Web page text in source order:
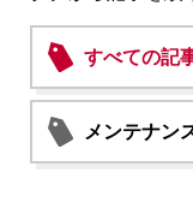
すべての記
メンテナン